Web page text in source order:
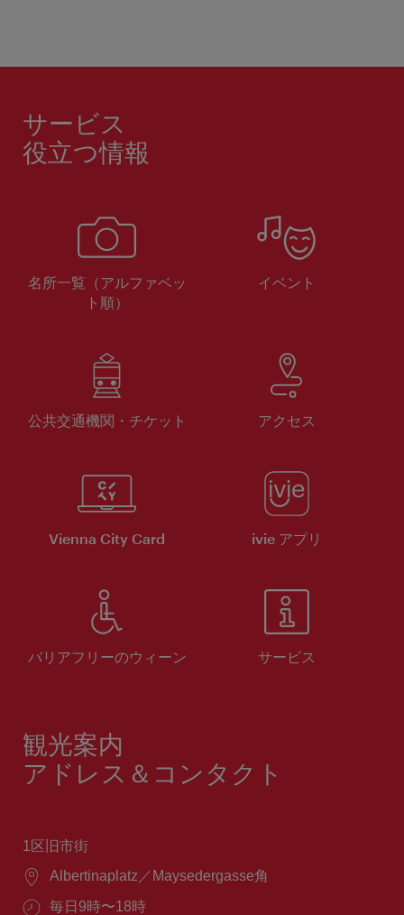
サービス
役立つ情報
名所一覧（アルファベッ
ト順）
イベント
公共交通機関・チケット アクセス
Vienna City Card ivie アプリ
バリアフリーのウィーン サービス
観光案内
アドレス＆コンタクト
1区旧市街
場
Albertinaplatz／Maysedergasse角
営
毎日9時〜18時